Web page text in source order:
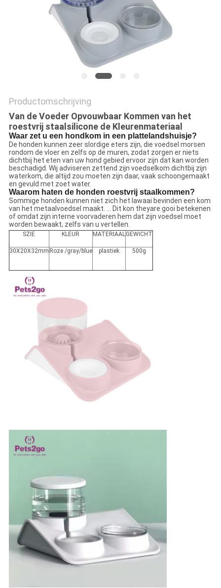
Productomschrijving
Van de Voeder Opvouwbaar Kommen van het
roestvrij staalsilicone de Kleurenmateriaal
Waar zet u een hondkom in een plattelandshuisje?
De honden kunnen zeer slordige eters zijn, die voedsel morsen
rondom de vloer en zelfs op de muren, zodat zorgen er niets
dichtbij het eten van uw hond gebied ervoor zijn dat kan worden
beschadigd. Wij adviseren zettend zijn voedselkom dichtbij zijn
waterkom, die altijd zou moeten zijn daar, vaak schoongemaakt
en gevuld met zoet water.
Waarom haten de honden roestvrij staalkommen?
Sommige honden kunnen niet zich het lawaai bevinden een kom
van het metaalvoedsel maakt. … Dit kon theyare gooi betekenen
of omdat zijn interne voorvaderen hem dat zijn voedsel moet
worden bewaakt, zelfs van u vertellen.
SZIE KLEUR MATERIAALGEWICHT
30X20X32mm Roze /gray/blue plastiek 500g